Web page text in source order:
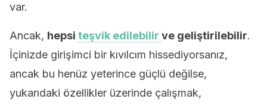
var.
Ancak, hepsi teşvik edilebilir ve geliştirilebilir.
İçinizde girişimci bir kıvılcım hissediyorsanız,
ancak bu henüz yeterince güçlü değilse,
yukarıdaki özellikler üzerinde çalışmak,